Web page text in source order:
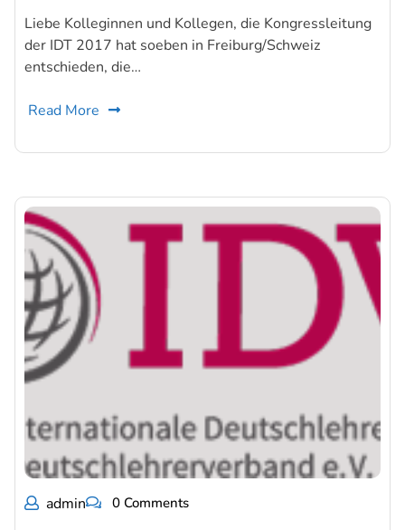
Liebe Kolleginnen und Kollegen, die Kongressleitung
der IDT 2017 hat soeben in Freiburg/Schweiz
entschieden, die…
Read More
admin 0 Comments